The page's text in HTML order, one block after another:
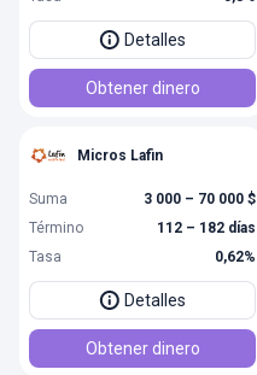
Detalles
Obtener dinero
Micros Lafin
Suma
3 000 – 70 000 $
Término
112 – 182 días
Tasa
0,62%
Detalles
Obtener dinero